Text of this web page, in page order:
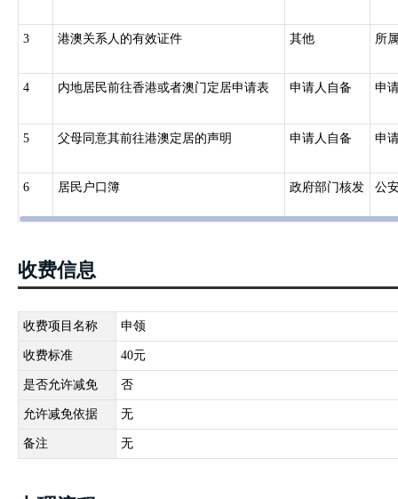
3 港澳关系人的有效证件 其他 所
4 内地居民前往香港或者澳门定居申请表 申请人自备 申
5 父母同意其前往港澳定居的声明 申请人自备 申
6 居民户口簿 政府部门核发 公
收费信息
收费项目名称 申领
收费标准 40元
是否允许减免 否
允许减免依据 无
备注 无